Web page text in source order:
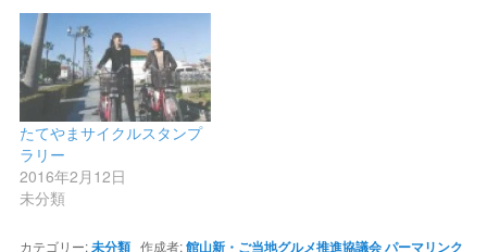
たてやまサイクルスタンプ
ラリー
2016年2月12日
未分類
カテゴリー:未分類作成者:館山新・ご当地グルメ推進協議会パーマリンク